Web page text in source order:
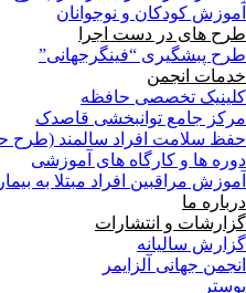
آموزش کودکان و نوجوانان
طرح های در دست اجرا
طرح پبشگیری “فینگرجهانی”
خدمات انجمن
کلینیک تخصصی حافظه
مرکز جامع توانبخشی قاصدک
حفظ سلامت افراد سالمند
دوره ها و کارگاه های آموزشی
آموزش مراقبین افراد مبتلا به
درباره ما
گزارشات و انتشارات
گزارش سالیانه
انجمن جهانی آلزایمر
پوستر